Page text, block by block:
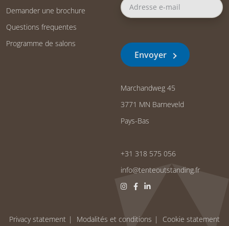
Demander une brochure
Questions frequentes
Programme de salons
Envoyer
Marchandweg 45
3771 MN Barneveld
Pays-Bas
+31 318 575 056
info@tenteoutstanding.fr
Privacy statement Modalités et conditions Cookie statement